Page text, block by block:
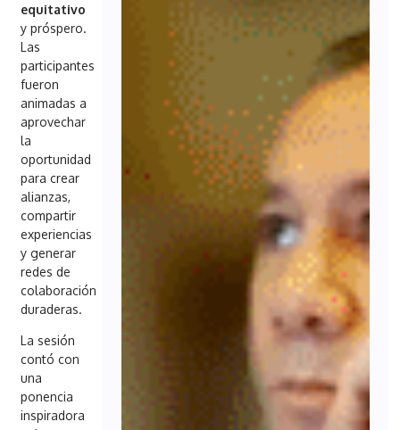
equitativo
y próspero.
Las
participantes
fueron
animadas a
aprovechar
la
oportunidad
para crear
alianzas,
compartir
experiencias
y generar
redes de
colaboración
duraderas.
La sesión
contó con
una
ponencia
inspiradora